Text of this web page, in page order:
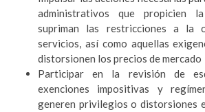
administrativos que propicien
supriman las restricciones a la
servicios, así como aquellas
distorsionen los precios de mercado
Participar en la revisión de
exenciones impositivas y
generen privilegios o distorsiones